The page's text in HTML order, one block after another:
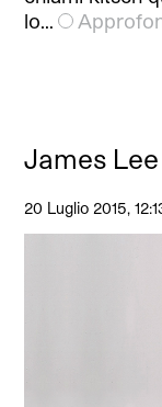
lo…
James
20 Luglio 2015,